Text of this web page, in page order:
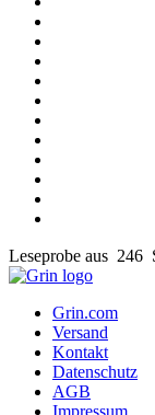
Leseprobe aus 246
Grin.com
Versand
Kontakt
Datenschutz
AGB